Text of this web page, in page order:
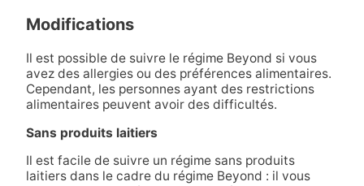
Modifications
Il est possible de suivre le régime Beyond si vous
avez des allergies ou des préférences alimentaires.
Cependant, les personnes ayant des restrictions
alimentaires peuvent avoir des difficultés.
Sans produits laitiers
Il est facile de suivre un régime sans produits
laitiers dans le cadre du régime Beyond : il vous